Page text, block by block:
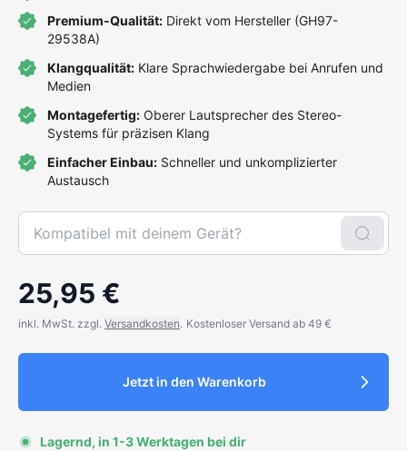
Premium-Qualität: Direkt vom Hersteller (GH97-
29538A)
Klangqualität: Klare Sprachwiedergabe bei Anrufen und
Medien
Montagefertig: Oberer Lautsprecher des Stereo-
Systems für präzisen Klang
Einfacher Einbau: Schneller und unkomplizierter
Austausch
25,95 €
inkl. MwSt. zzgl. Versandkosten. Kostenloser Versand ab 49 €
Jetzt in den Warenkorb
Lagernd, in 1-3 Werktagen bei dir